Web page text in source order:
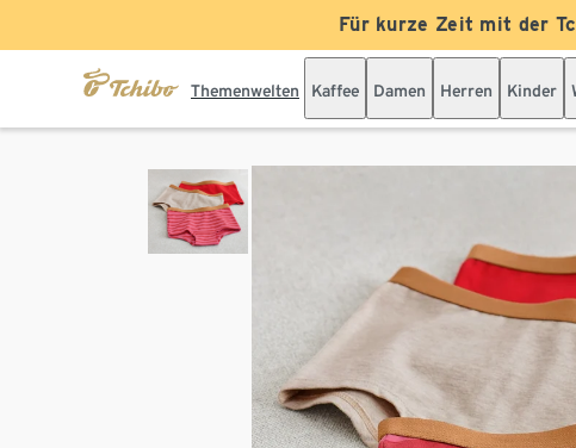
Für kurze Zeit mit der
Themenwelten Kaffee Damen Herren Kinder